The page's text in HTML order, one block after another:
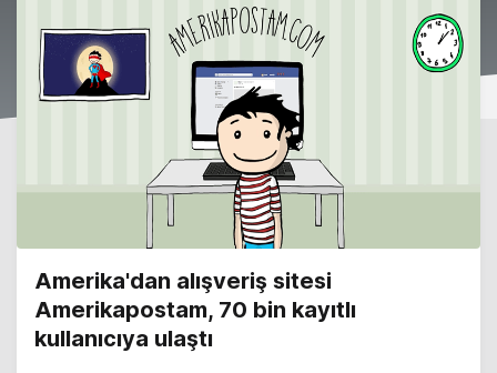
Amerika'dan alışveriş sitesi
Amerikapostam, 70 bin kayıtlı
kullanıcıya ulaştı